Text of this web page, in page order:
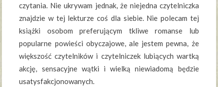
czytania. Nie ukrywam jednak, że niejedna czytelniczka
znajdzie w tej lekturze coś dla siebie. Nie polecam tej
książki osobom preferującym tkliwe romanse lub
popularne powieści obyczajowe, ale jestem pewna, że
większość czytelników i czytelniczek lubiących wartką
akcję, sensacyjne wątki i wielką niewiadomą będzie
usatysfakcjonowanych.